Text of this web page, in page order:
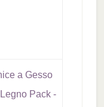
a Gesso
Pack -